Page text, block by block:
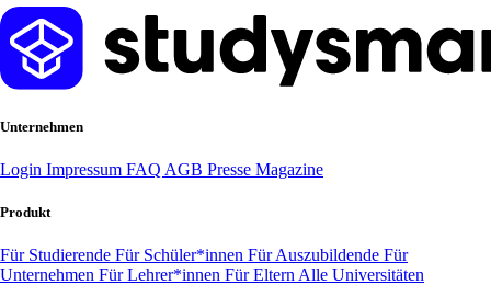
Unternehmen
Login Impressum FAQ AGB Presse Magazine
Produkt
Für Studierende Für Schüler*innen Für Auszubildende Für
Unternehmen Für Lehrer*innen Für Eltern Alle Universitäten